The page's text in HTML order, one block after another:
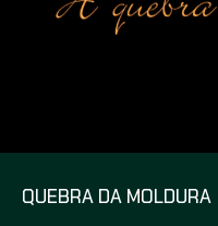
QUEBRA DA MOLDURA